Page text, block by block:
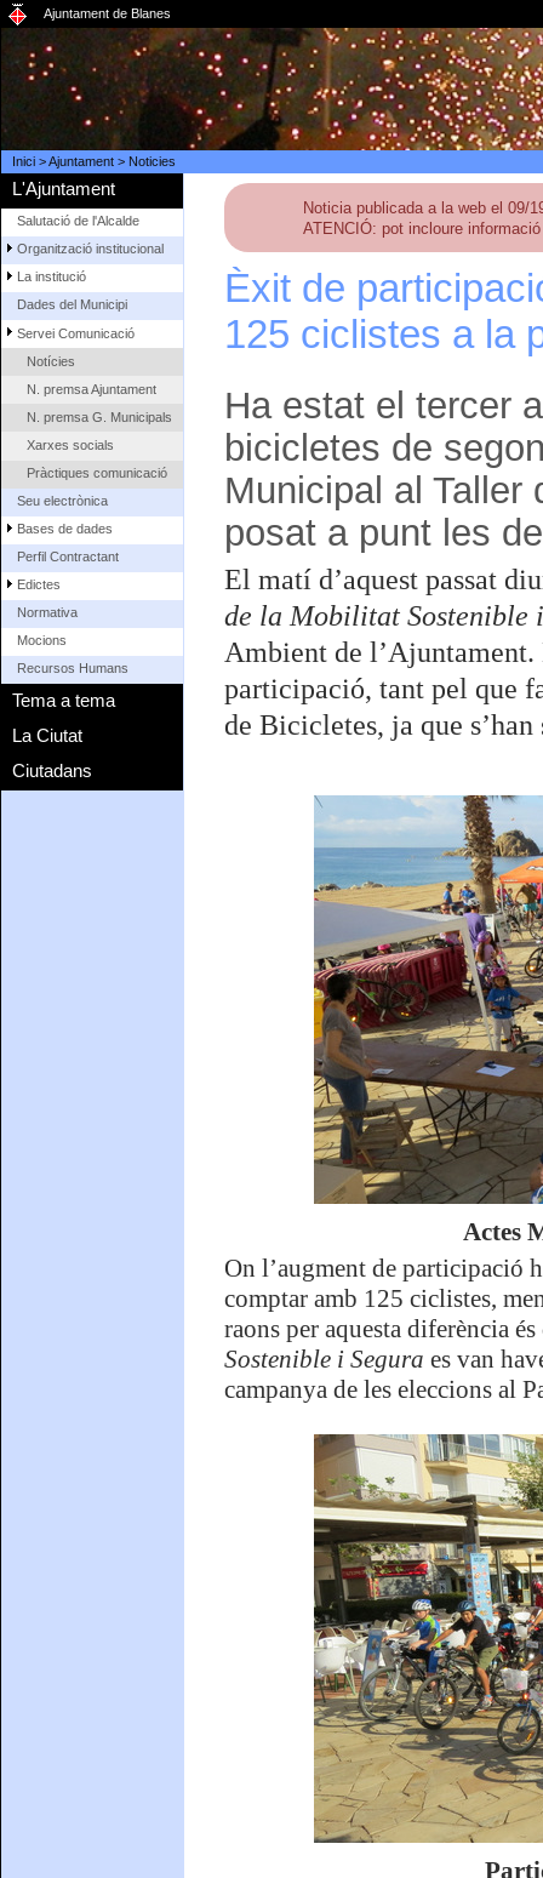
Ajuntament de Blanes
Inici>Ajuntament> Noticies
L'Ajuntament
Salutació de l'Alcalde
Organització institucional
La institució
Dades del Municipi
Servei Comunicació
Notícies
N. premsa Ajuntament
N. premsa G. Municipals
Xarxes socials
Pràctiques comunicació
Seu electrònica
Bases de dades
Perfil Contractant
Edictes
Normativa
Mocions
Recursos Humans
Tema a tema
La Ciutat
Ciutadans
Noticia publicada a la web el 09/
ATENCIÓ: pot incloure
Èxit de
125 ciclistes a la
Ha estat el tercer
bicicletes de
Municipal al Taller
posat a punt les
El matí d’aquest passat
de la Mobilitat Sostenible
Ambient de l’Ajuntament.
participació, tant pel que
de Bicicletes, ja que
Actes
On l’augment de participació
comptar amb 125 ciclistes,
raons per aquesta diferència
Sostenible i Segura es van
campanya de les eleccions al